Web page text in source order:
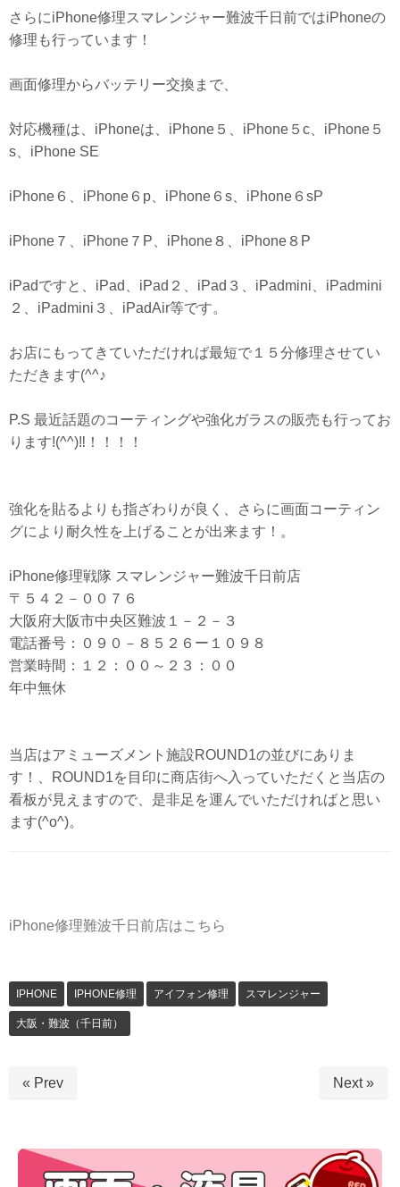
さらにiPhone修理スマレンジャー難波千日前ではiPhoneの
修理も行っています！
画面修理からバッテリー交換まで、
対応機種は、iPhoneは、iPhone５、iPhone５c、iPhone５
s、iPhone SE
iPhone６、iPhone６p、iPhone６s、iPhone６sP
iPhone７、iPhone７P、iPhone８、iPhone８P
iPadですと、iPad、iPad２、iPad３、iPadmini、iPadmini
２、iPadmini３、iPadAir等です。
お店にもってきていただければ最短で１５分修理させてい
ただきます(^^♪
P.S 最近話題のコーティングや強化ガラスの販売も行ってお
ります!(^^)‼！！！！
強化を貼るよりも指ざわりが良く、さらに画面コーティン
グにより耐久性を上げることが出来ます！。
iPhone修理戦隊 スマレンジャー難波千日前店
〒５４２－００７６
大阪府大阪市中央区難波１－２－３
電話番号：０９０－８５２６ー１０９８
営業時間：１２：００～２３：００
年中無休
当店はアミューズメント施設ROUND1の並びにありま
す！、ROUND1を目印に商店街へ入っていただくと当店の
看板が見えますので、是非足を運んでいただければと思い
ます(^o^)。
iPhone修理難波千日前店はこちら
IPHONE IPHONE修理 アイフォン修理 スマレンジャー
大阪・難波（千日前）
« Prev Next »